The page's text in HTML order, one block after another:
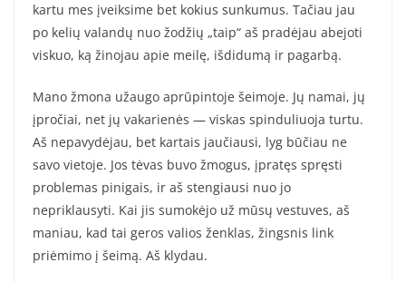
kartu mes įveiksime bet kokius sunkumus. Tačiau jau
po kelių valandų nuo žodžių „taip“ aš pradėjau abejoti
viskuo, ką žinojau apie meilę, išdidumą ir pagarbą.
Mano žmona užaugo aprūpintoje šeimoje. Jų namai, jų
įpročiai, net jų vakarienės — viskas spinduliuoja turtu.
Aš nepavydėjau, bet kartais jaučiausi, lyg būčiau ne
savo vietoje. Jos tėvas buvo žmogus, įpratęs spręsti
problemas pinigais, ir aš stengiausi nuo jo
nepriklausyti. Kai jis sumokėjo už mūsų vestuves, aš
maniau, kad tai geros valios ženklas, žingsnis link
priėmimo į šeimą. Aš klydau.